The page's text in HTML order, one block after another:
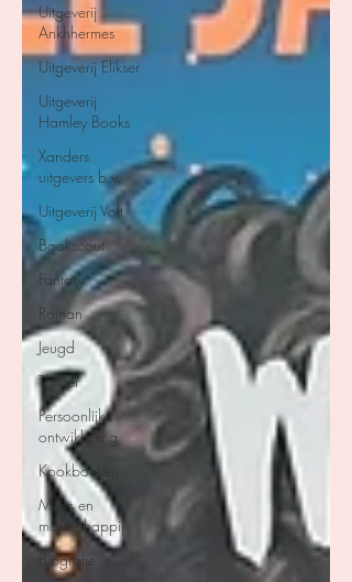
Uitgeverij
Ankhhermes
Uitgeverij Elikser
Uitgeverij
Hamley Books
Xanders
uitgevers b.v.
Uitgeverij Volt
Bookscout
Fantasy
Roman
Jeugd
Thriller
Persoonlijke
ontwikkeling
Kookboeken
Mens en
maatschappij
Biografie